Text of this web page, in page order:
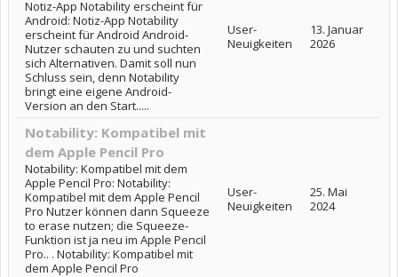
Notiz-App Notability erscheint für
Android: Notiz-App Notability
erscheint für Android Android-
Nutzer schauten zu und suchten
sich Alternativen. Damit soll nun
Schluss sein, denn Notability
bringt eine eigene Android-
Version an den Start.....
User-
Neuigkeiten
13. Januar
2026
Notability: Kompatibel mit
dem Apple Pencil Pro
Notability: Kompatibel mit dem
Apple Pencil Pro: Notability:
Kompatibel mit dem Apple Pencil
Pro Nutzer können dann Squeeze
to erase nutzen; die Squeeze-
Funktion ist ja neu im Apple Pencil
Pro.. . Notability: Kompatibel mit
dem Apple Pencil Pro
User-
Neuigkeiten
25. Mai
2024